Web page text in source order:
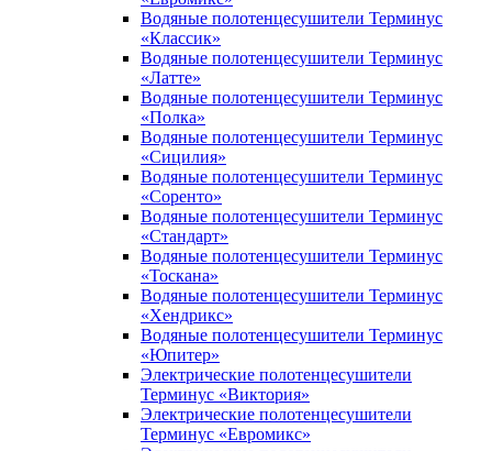
Водяные полотенцесушители Терминус
«Классик»
Водяные полотенцесушители Терминус
«Латте»
Водяные полотенцесушители Терминус
«Полка»
Водяные полотенцесушители Терминус
«Сицилия»
Водяные полотенцесушители Терминус
«Соренто»
Водяные полотенцесушители Терминус
«Стандарт»
Водяные полотенцесушители Терминус
«Тоскана»
Водяные полотенцесушители Терминус
«Хендрикс»
Водяные полотенцесушители Терминус
«Юпитер»
Электрические полотенцесушители
Терминус «Виктория»
Электрические полотенцесушители
Терминус «Евромикс»